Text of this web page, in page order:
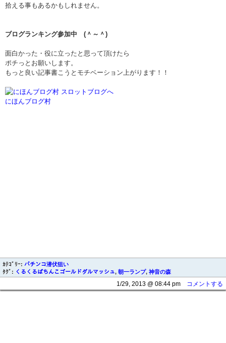
拾える事もあるかもしれません。
ブログランキング参加中 (＾～＾)
面白かった・役に立ったと思って頂けたら
ポチっとお願いします。
もっと良い記事書こうとモチベーション上がります！！
にほんブログ村
ｶﾃｺﾞﾘｰ: パチンコ潜伏狙い
ﾀｸﾞ: くるくるぱちんこゴールドダルマッシュ, 朝一ランプ, 神音の森
1/29, 2013 @ 08:44 pm コメントする